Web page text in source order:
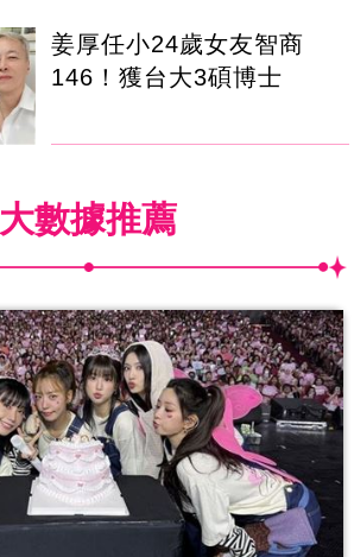
姜厚任小24歲女友智商
146！獲台大3碩博士
大數據推薦